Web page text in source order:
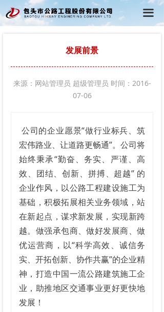
끀
首页
行政工作
在线学习
发展前景
来源：网站管理员 超级管理员 时间：2016-
07-06
公司的企业愿景“做行业标兵、筑
宏伟路业、让道路更畅通”。公司将
始终秉承“勤奋、务实、严谨、高
效、团结、创新、拼搏、超越” 的
企业作风，以公路工程建设施工为
基础，积极拓展相关业务领域，站
在新起点，谋求新发展，实现新跨
越。做强承包商、做好发展商、做
优运营商，以“科学高效、诚信务
实、开拓创新、协作共赢”的企业精
神，打造中国一流公路建筑施工企
业，助推地区交通事业更好更快地
发展！